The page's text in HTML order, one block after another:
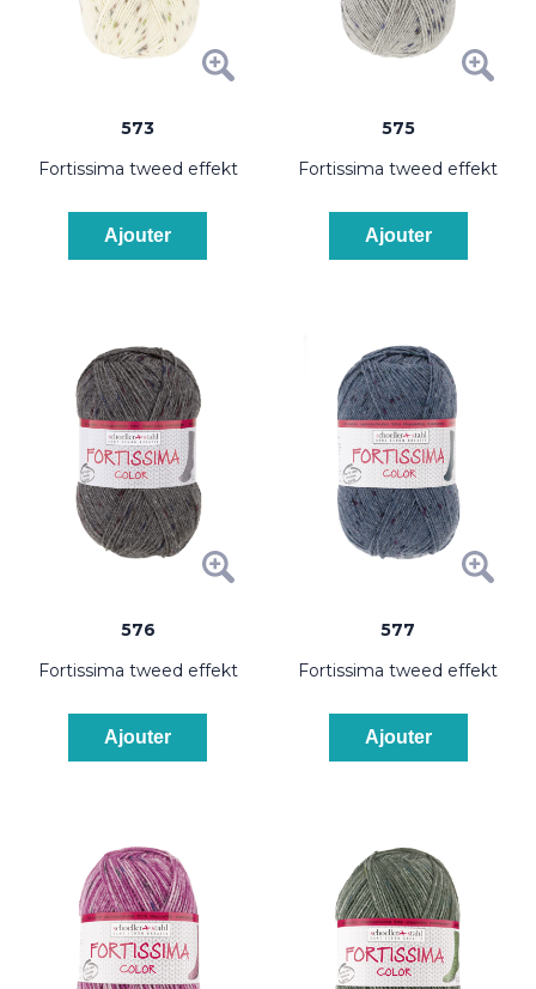
573
fortissima tweed effekt
Ajouter
575
fortissima tweed effekt
Ajouter
576
fortissima tweed effekt
Ajouter
577
fortissima tweed effekt
Ajouter